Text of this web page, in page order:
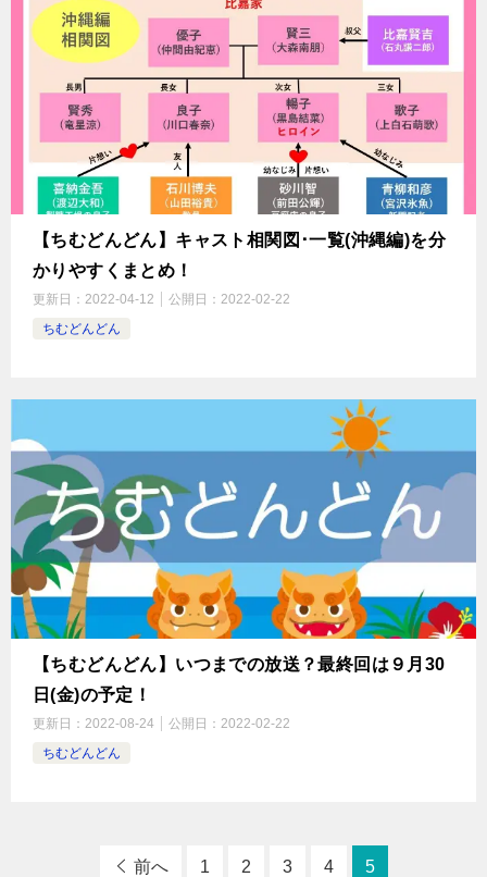
【ちむどんどん】キャスト相関図･一覧(沖縄編)を分
かりやすくまとめ！
更新日： 2022-04-12 公開日： 2022-02-22
ちむどんどん
【ちむどんどん】いつまでの放送？最終回は９月30
日(金)の予定！
更新日： 2022-08-24 公開日： 2022-02-22
ちむどんどん
前へ 1 2 3 4 5